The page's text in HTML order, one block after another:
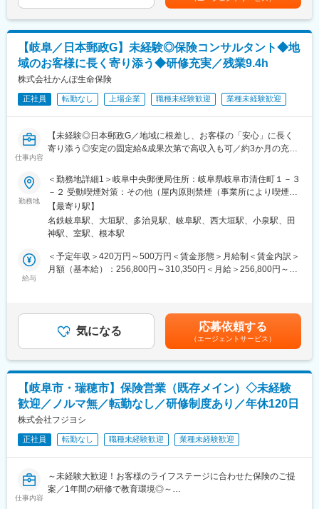
（3）ご契約・ご契約内容確認
確認といったご案内も一貫して担当。加入したら終わりではな
く、お客さまやそのご家族・知人と長い関係性を築ける仕事で
す。
■チーム組織構成
「ほけんの窓口」は、少ない店舗でも4名、多い店舗では10名以
上のスタッフが在籍。ご来店の空き時間を使って事例共有やロー
ルプレイングを行うなど、常に社員のスキルアップに取り組んで
います。未経験入社が多いため、質問のしやすい雰囲気です。
■入社後の流れ：
入社後はまず半年間、保険会社の研修を受けながら、仕事の流れ
を覚えていただきます。
日常業務では、岐阜市内および近郊を中心に車での訪問営業を行
います。営業活動はルート営業がメインで、訪問頻度は顧客のニ
ーズに応じて調整します。
■企業の魅力：
す。
加えて、アットホームな職場環境で、社員同士のコミュニケーシ
ョンが活発です。保険業界での経験を活かしながら、顧客との信
頼関係を築き、長期的に働ける環境が整っています。
【岐阜／日本郵政G】未経験◎保険コンサルタント◆地
域のお客様に長く寄り添う◆研修充実／残業9.4h
株式会社かんぽ生命保険
正社員 転勤なし 上場企業 職種未経験歓迎 業種未経験歓迎
仕事内容
【未経験◎日本郵政G／地域に根差し、お客様の「安心」に長く
寄り添う◎安定の固定給&成果次第で高収入も可／約3か月の充実
★未経験でも長期的にご活躍！
（1）約3か月の集合研修で同期とスタート★子育てなどで参加が
難しい方はリモートプログラムあり
└配属後も班体制で、教育トレーナーや先輩が日常的にフォロー
（2）営業・保険未経験で入社した社員が多数活躍中
└販売接客、事務、技術職、介護職など未経験スタートの社員が
多く定着・活躍中
└ノルマはなく上長と相談しながら目標設定。売上だけでなく、
お客様対応の質やアフターフォローなども含めて総合的に評価
をお任せいたします。
教育、結婚、出産、老後など日々の暮らしの中で生じるお悩みに
対し、郵便局と一体となった地域密着のサービスを活かしなが
ら、一人ひとりに寄り添ったご案内・ご相談対応を行います。
例）1日の流れ：
8:30始業／9:00訪問準備～訪問※契約内容のご説明等など
12:00昼食／13:00訪問
16:00帰社（翌日以降の訪問準備・事務作業）／17:15退社
勤務地
＜勤務地詳細1＞岐阜中央郵便局住所：岐阜県岐阜市清住町１－３
－２ 受動喫煙対策：その他（屋内原則禁煙（事業所により喫煙ス
ペースあり））＜勤務地詳細2＞大垣郵便局住所：岐阜県大垣市郭
町４－１ 受動喫煙対策：その他（屋内原則禁煙（事業所により喫
煙スペースあり））＜勤務地詳細3＞多治見郵便局住所：岐阜県多
所により喫煙スペースあり））変更の範囲：他岐阜県内6カ所の郵
便局
【最寄り駅】
名鉄岐阜駅、大垣駅、多治見駅、岐阜駅、西大垣駅、小泉駅、田
神駅、室駅、根本駅
給与
＜予定年収＞420万円～500万円＜賃金形態＞月給制＜賃金内訳＞
月額（基本給）：256,800円～310,350円＜月給＞256,800円～
当、都市部に勤務する社員に対する勤務地手当等を支給■詳細は社
内規程に基づき決定します。■昇給：年1回／賞与：年2回賃金は
あくまでも目安の金額であり、選考を通じて上下する可能性があ
ります。月給(月額)は固定手当を含めた表記です。
気になる 応募依頼する
（エージェントサービス）
【岐阜市・瑞穂市】保険営業（既存メイン）◇未経験
歓迎／ノルマ無／転勤なし／研修制度あり／年休120日
株式会社フジヨシ
正社員 転勤なし 職種未経験歓迎 業種未経験歓迎
仕事内容
～未経験大歓迎！お客様のライフステージに合わせた保険のご提
案／1年間の研修で教育環境◎～